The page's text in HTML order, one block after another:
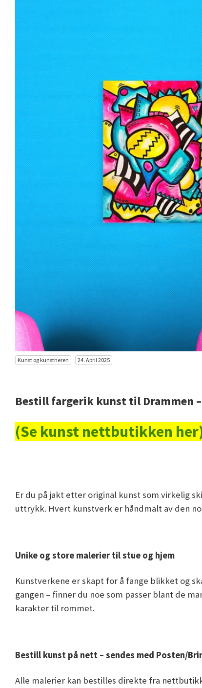
Kunst og kunstneren 24. April 2025
Bestill fargerik kunst til Drammen
(Se kunst nettbutikken
Er du på jakt etter original kunst som virkelig
uttrykk. Hvert kunstverk er håndmalt av den
Unike og store malerier til stue og hjem
Kunstverkene er skapt for å fange blikket og
gangen – finner du noe som passer blant de
karakter til rommet.
Bestill kunst på nett – sendes med Posten/
Alle malerier kan bestilles direkte fra